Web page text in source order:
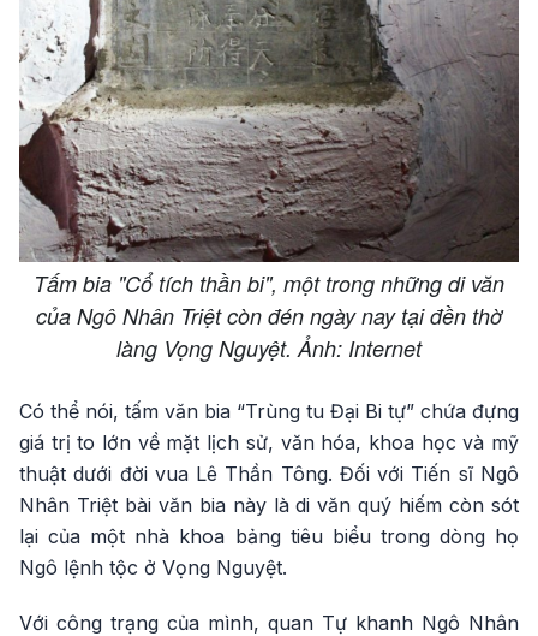
Tấm bia "Cổ tích thần bi", một trong những di văn
của Ngô Nhân Triệt còn đén ngày nay tại đền thờ
làng Vọng Nguyệt. Ảnh: Internet
Có thể nói, tấm văn bia “Trùng tu Đại Bi tự” chứa đựng
giá trị to lớn về mặt lịch sử, văn hóa, khoa học và mỹ
thuật dưới đời vua Lê Thần Tông. Đối với Tiến sĩ Ngô
Nhân Triệt bài văn bia này là di văn quý hiếm còn sót
lại của một nhà khoa bảng tiêu biểu trong dòng họ
Ngô lệnh tộc ở Vọng Nguyệt.
Với công trạng của mình, quan Tự khanh Ngô Nhân